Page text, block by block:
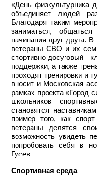
«День физкультурника
объединяет людей
Благодаря таким
заниматься,
начинания друг друга.
ветераны СВО и их
спортивно-досуговый
поддержки, а также
проходят тренировки и
вносит и Московская
рамках проекта «Город
школьников
становятся
пример того, как
ветераны делятся
возможность увидеть
попробовать себя в
Гусев.
Спортивная среда